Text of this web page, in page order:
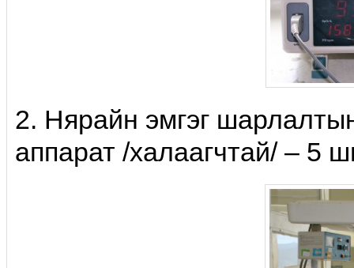
2. Нярайн эмгэг
аппарат /халаагчтай/ – 5